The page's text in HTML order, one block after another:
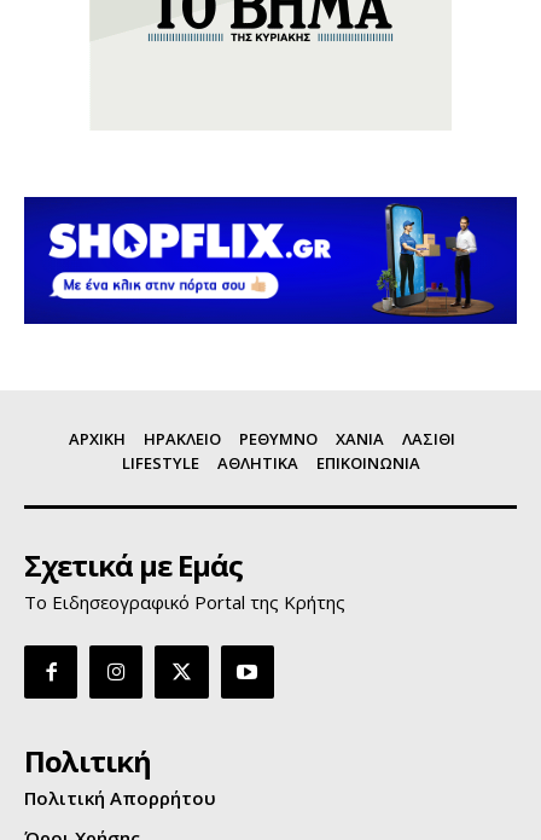
ΑΡΧΙΚΗ ΗΡΑΚΛΕΙΟ ΡΕΘΥΜΝΟ ΧΑΝΙΑ
ΛΑΣΙΘΙ
LIFESTYLE
ΑΘΛΗΤΙΚΑ ΕΠΙΚΟΙΝΩΝΙΑ
Σχετικά με Εμάς
Το Ειδησεογραφικό Portal της Κρήτης
Πολιτική
Πολιτική Απορρήτου